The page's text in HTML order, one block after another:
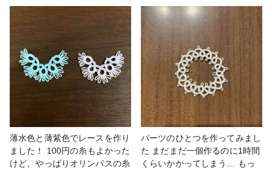
りな大きさなのでたくさん活躍
してくれそうな予感です✨ #レ
ジン作品コンテスト2022 #ア
バッグ・ポーチ #小物・雑貨 #
販売中 #レース #ドライフラワ
ー #ジュートバッグアレンジ
為、程よいキラキラ感が出せま
した☺️✨ 花型の座金や、穴な
しパールで贅沢にデコレーショ
ンし 華やかなヘアアクセサリ
ーに仕上がったと思います🥰🥰
#アクセサリー部 #ヘアアクセ
サリー #バレッタ #レジン #レ
ース #プレゼント #ギフト #ミ
ラーパウダー #ファンれぽ
_partsclub #レジン作品コンテ
スト2022
薄水色と薄紫色でレースを作り
ました！ 100円の糸もよかった
けど、やっぱりオリンパスの糸
パーツのひとつを作ってみまし
た まだまだ一個作るのに1時間
くらいかかってしまう… もっ